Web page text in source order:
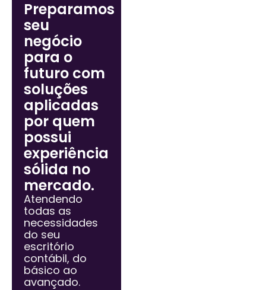
Preparamos
seu
negócio
para o
futuro com
soluções
aplicadas
por quem
possui
experiência
sólida no
mercado.
Atendendo
todas as
necessidades
do seu
escritório
contábil, do
básico ao
avançado.